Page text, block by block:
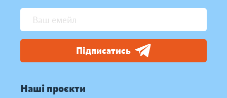
Підписатись
Наші проєкти